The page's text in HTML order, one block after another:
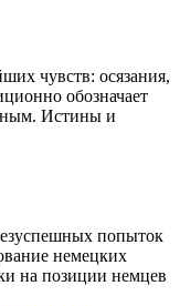
чувств: осязания,
обозначает
Истины и
попыток
немецких
на позиции немцев